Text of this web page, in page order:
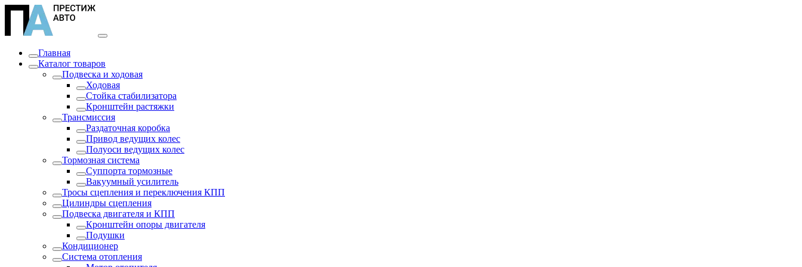
Главная
Каталог товаров
Подвеска и ходовая
Ходовая
Стойка стабилизатора
Кронштейн растяжки
Трансмиссия
Раздаточная коробка
Привод ведущих колес
Полуоси ведущих колес
Тормозная система
Суппорта тормозные
Вакуумный усилитель
Тросы сцепления и переключения КПП
Цилиндры сцепления
Подвеска двигателя и КПП
Кронштейн опоры двигателя
Подушки
Кондиционер
Система отопления